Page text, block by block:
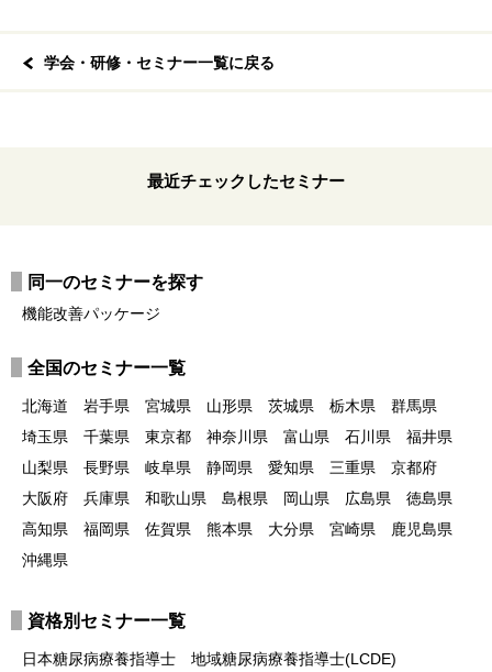
学会・研修・セミナー一覧に戻る
最近チェックしたセミナー
同一のセミナーを探す
機能改善パッケージ
全国のセミナー一覧
北海道 岩手県 宮城県 山形県 茨城県 栃木県
群馬県
埼玉県
千葉県 東京都 神奈川県 富山県 石川県
福井県
山梨県
長野県 岐阜県 静岡県 愛知県 三重県
京都府
大阪府
兵庫県 和歌山県 島根県 岡山県 広島県
徳島県
高知県
福岡県 佐賀県 熊本県 大分県 宮崎県
鹿児島県
沖縄県
資格別セミナー一覧
日本糖尿病療養指導士
地域糖尿病療養指導士(LCDE)